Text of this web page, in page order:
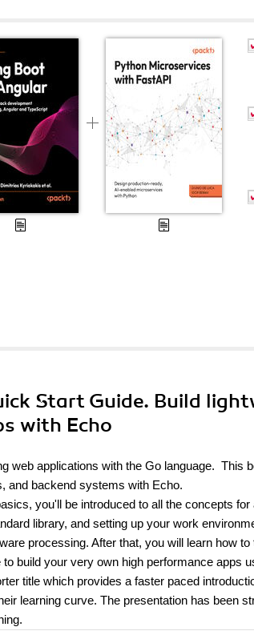
Start Guide. Build
with Echo
web applications with the Go language. This
and backend systems with Echo.
you'll be introduced to all the concepts
library, and setting up your work
processing. After that, you will learn how
build your very own high performance apps
title which provides a faster paced
learning curve. The presentation has been